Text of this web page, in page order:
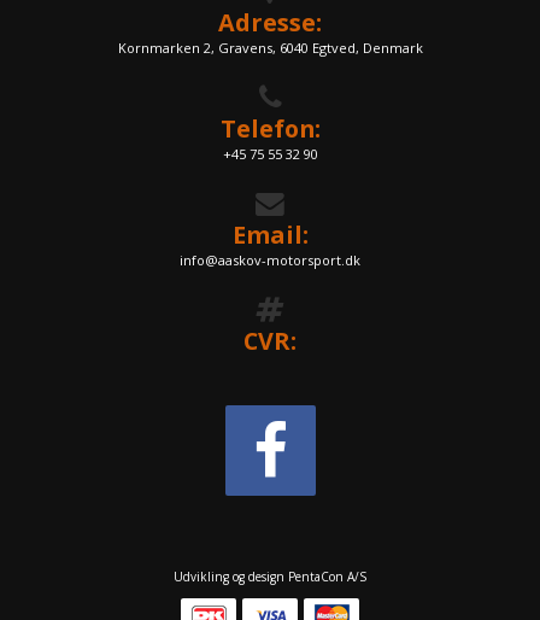
Adresse:
Kornmarken 2, Gravens, 6040 Egtved, Denmark
Telefon:
+45 75 55 32 90
Email:
info@aaskov-motorsport.dk
CVR:
Udvikling og design PentaCon A/S